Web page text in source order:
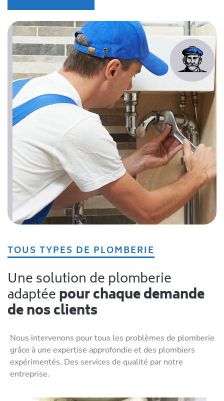
TOUS TYPES DE PLOMBERIE
Une solution de plomberie
adaptéepour chaque demande
de nos clients
Nous intervenons pour tous les problèmes de plomberie
grâce à une expertise approfondie et des plombiers
expérimentés. Des services de qualité par notre
entreprise.